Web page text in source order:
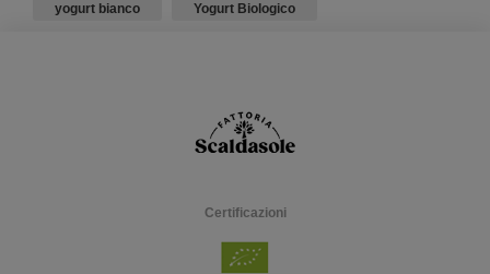
yogurt bianco Yogurt Biologico
Certificazioni